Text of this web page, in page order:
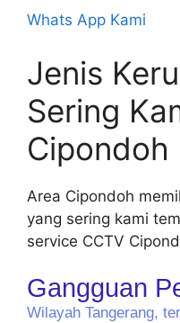
Whats App Kami
Jenis
Sering
Cipondoh
Area Cipondoh
yang sering kami
service CCTV
Gangguan
Wilayah Tangerang,